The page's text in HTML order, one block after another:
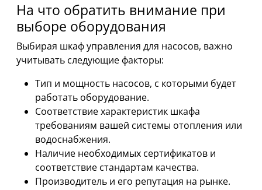
На что обратить внимание при
выборе оборудования
Выбирая шкаф управления для насосов, важно
учитывать следующие факторы:
Тип и мощность насосов, с которыми будет
работать оборудование.
Соответствие характеристик шкафа
требованиям вашей системы отопления или
водоснабжения.
Наличие необходимых сертификатов и
соответствие стандартам качества.
Производитель и его репутация на рынке.